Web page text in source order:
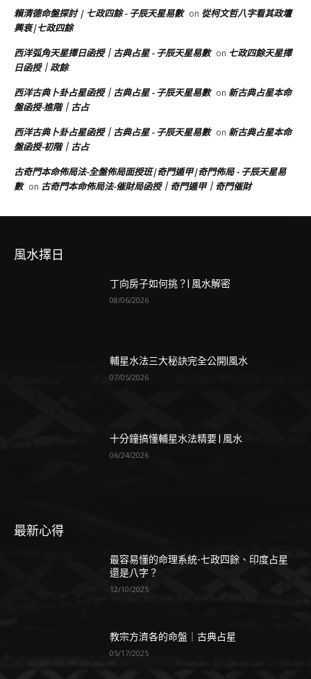
賴清德命盤探討 | 七政四餘 - 子辰天星易數 on 從柯文哲八字看其政壇
興衰|七政四餘
西洋弧角天星擇日函授｜古典占星 - 子辰天星易數 on 七政四餘天星擇
日函授｜政餘
西洋古典卜卦占星函授｜古典占星 - 子辰天星易數 on 新古典占星本命
盤函授-進階｜古占
西洋古典卜卦占星函授｜古典占星 - 子辰天星易數 on 新古典占星本命
盤函授-初階｜古占
古奇門本命佈局法-全盤佈局面授班|奇門遁甲|奇門佈局 - 子辰天星易
數 on 古奇門本命佈局法-催財局函授｜奇門遁甲｜奇門催財
風水擇日
丁向房子如何挑？| 風水解密
08/06/2026
輔星水法三大秘訣完全公開|風水
07/05/2026
十分鐘搞懂輔星水法精要 | 風水
06/24/2026
最新心得
最容易懂的命理系統-七政四餘、印度占星
還是八字？
12/10/2025
教宗方濟各的命盤｜古典占星
05/17/2025